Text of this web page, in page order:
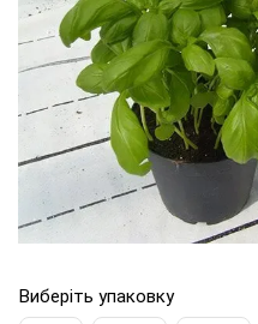
Виберіть упаковку